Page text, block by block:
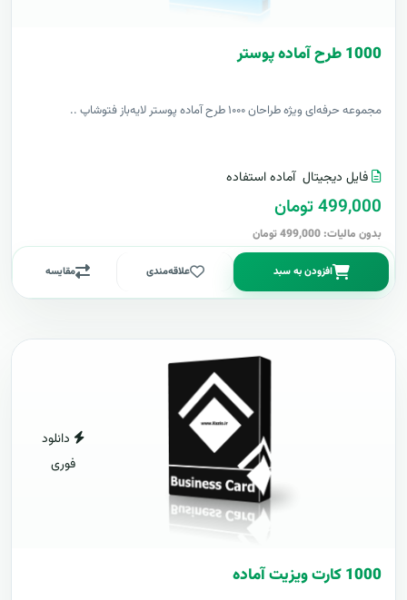
1000 طرح آماده پوستر
مجموعه حرفه‌ای ویژه طراحان ۱۰۰۰ طرح آماده پوستر لایه‌باز فتوشاپ ..
فایل دیجیتال آماده استفاده
499,000 تومان
بدون مالیات: 499,000 تومان
افزودن به سبد علاقه‌مندی مقایسه
دانلود
فوری
1000 کارت ويزيت آماده